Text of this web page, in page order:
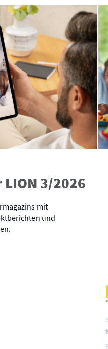
3/2026
mit
und